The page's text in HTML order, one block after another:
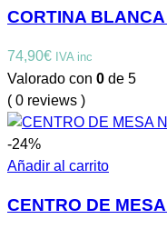
CORTINA
74,90€ IVA inc
Valorado con 0 de 5
( 0 reviews )
-24%
Añadir al carrito
CENTRO DE